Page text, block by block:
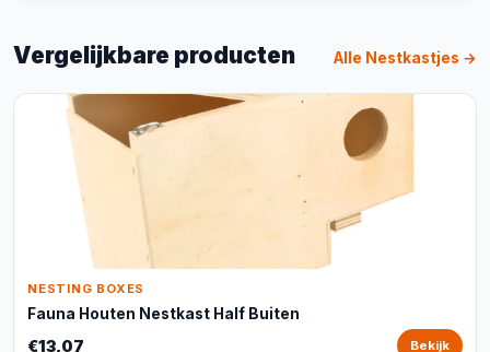
Vergelijkbare producten Alle Nestkastjes →
NESTING BOXES
Fauna Houten Nestkast Half Buiten
€13,07 Bekijk